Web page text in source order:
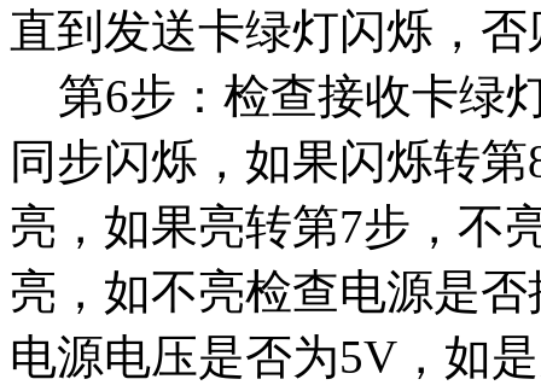
直到发送卡绿灯闪烁，
第6步：检查接收卡绿
同步闪烁，如果闪烁转
亮，如果亮转第7步，不
亮，如不亮检查电源是
电源电压是否为5V，如